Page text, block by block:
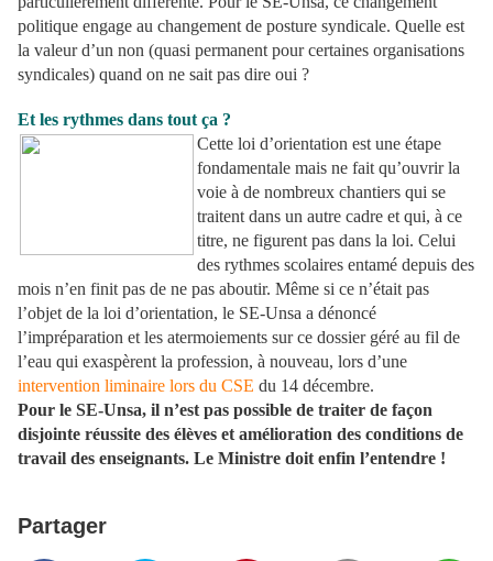
politique engage au changement de posture syndicale. Quelle est
la valeur d’un non (quasi permanent pour certaines organisations
syndicales) quand on ne sait pas dire oui ?
Et les rythmes dans tout ça ?
Cette loi d’orientation est une étape
fondamentale mais ne fait qu’ouvrir la
voie à de nombreux chantiers qui se
traitent dans un autre cadre et qui, à ce
titre, ne figurent pas dans la loi. Celui
des rythmes scolaires entamé depuis des
mois n’en finit pas de ne pas aboutir. Même si ce n’était pas
l’objet de la loi d’orientation, le SE-Unsa a dénoncé
l’impréparation et les atermoiements sur ce dossier géré au fil de
l’eau qui exaspèrent la profession, à nouveau, lors d’une
intervention liminaire lors du CSE du 14 décembre.
Pour le SE-Unsa, il n’est pas possible de traiter de façon
disjointe réussite des élèves et amélioration des conditions de
travail des enseignants. Le Ministre doit enfin l’entendre !
Partager